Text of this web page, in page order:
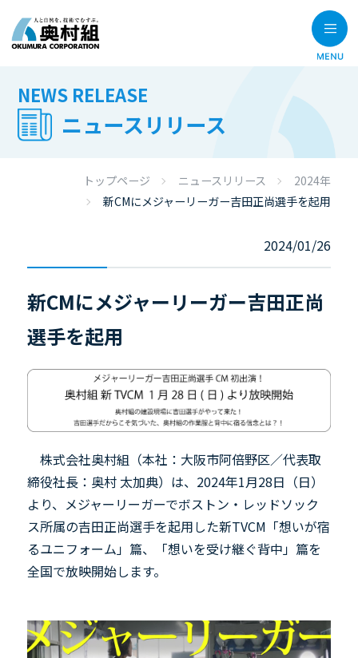
NEWS RELEASE
ニュースリリース
トップページ ニュースリリース
2024年
新CMにメジャーリーガー吉田正尚選手を起用
2024/01/26
新CMにメジャーリーガー吉田正尚
選手を起用
株式会社奥村組（本社：大阪市阿倍野区／代表取
締役社長：奥村 太加典）は、2024年1月28日（日）
より、メジャーリーガーでボストン・レッドソック
ス所属の吉田正尚選手を起用した新TVCM「想いが宿
るユニフォーム」篇、「想いを受け継ぐ背中」篇を
全国で放映開始します。